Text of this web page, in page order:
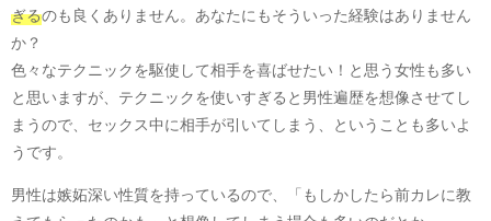
ぎるのも良くありません。あなたにもそういった経験はありません
か？
色々なテクニックを駆使して相手を喜ばせたい！と思う女性も多い
と思いますが、テクニックを使いすぎると男性遍歴を想像させてし
まうので、セックス中に相手が引いてしまう、ということも多いよ
うです。
男性は嫉妬深い性質を持っているので、「もしかしたら前カレに教